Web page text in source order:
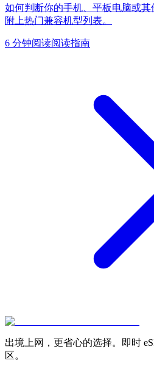
如何判断你的手机、平板电脑或
附上热门兼容机型列表。
6 分钟阅读阅读指南
出境上网，更省心的选择。即时
区。